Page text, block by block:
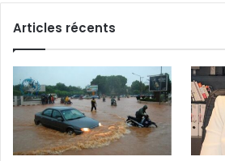
Articles récents